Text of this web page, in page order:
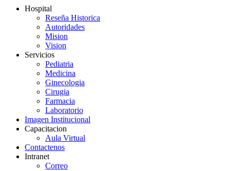
Hospital
Reseña Historica
Autoridades
Mision
Vision
Servicios
Pediatria
Medicina
Ginecologia
Cirugia
Farmacia
Laboratorio
Imagen Institucional
Capacitacion
Aula Virtual
Contactenos
Intranet
Correo